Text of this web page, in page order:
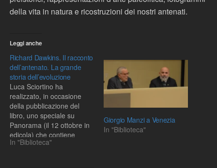
della vita in natura e ricostruzioni dei nostri antenati.
Leggi anche
Richard Dawkins. Il racconto
dell’antenato. La grande
storia dell’evoluzione
Luca Sciortino ha
realizzato, in occasione
della pubblicazione del
libro, uno speciale su
Panorama (il 12 ottobre in
edicola) che contiene
un'intervista con
In "Biblioteca"
Giorgio Manzi a Venezia
In "Biblioteca"